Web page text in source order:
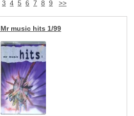
3 4 5 6 7 8 9 >>
Mr music hits 1/99